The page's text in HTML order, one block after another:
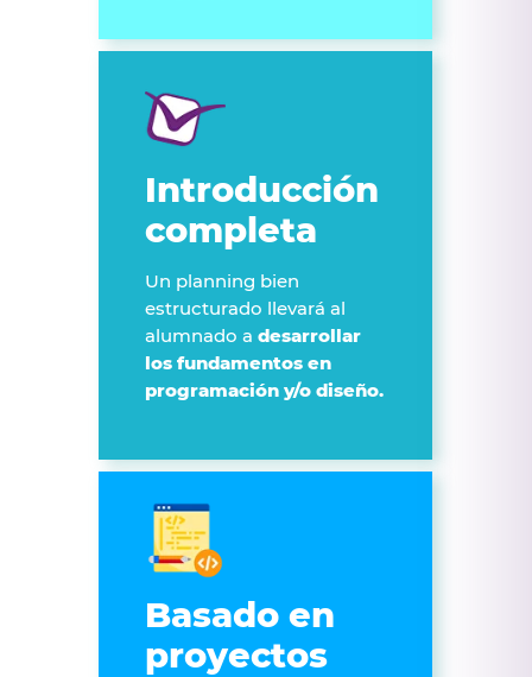
Un planning bien
estructurado llevará al
alumnado a desarrollar
los fundamentos en
programación y/o diseño.
Introducción
completa
Basado en
proyectos